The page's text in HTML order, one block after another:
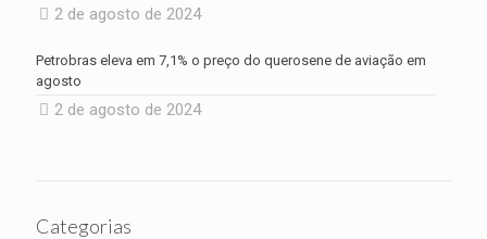
2 de agosto de 2024
Petrobras eleva em 7,1% o preço do querosene de aviação em
agosto
2 de agosto de 2024
Categorias